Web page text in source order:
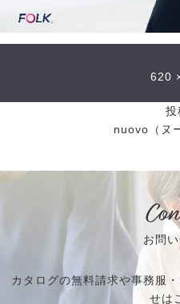
620
投
nuovo（ヌ
お問
カタログの無料請求や事務服
せは